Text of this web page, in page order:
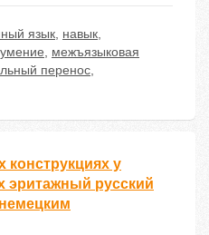
язык, навык,
умение, межъязыковая
перенос,
у
эритажный русский